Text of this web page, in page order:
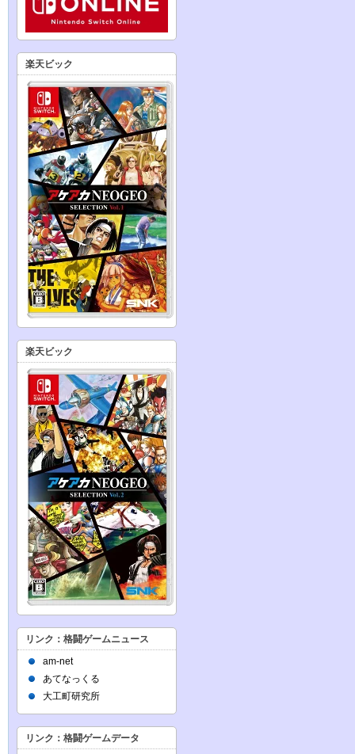
楽天ビック
楽天ビック
リンク：格闘ゲームニュース
am-net
あてなっくる
大工町研究所
リンク：格闘ゲームデータ